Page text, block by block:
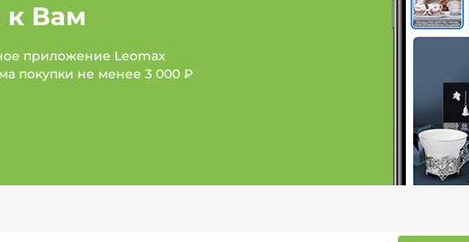
Вам
приложение Leomax
покупки не менее 3 000 ₽